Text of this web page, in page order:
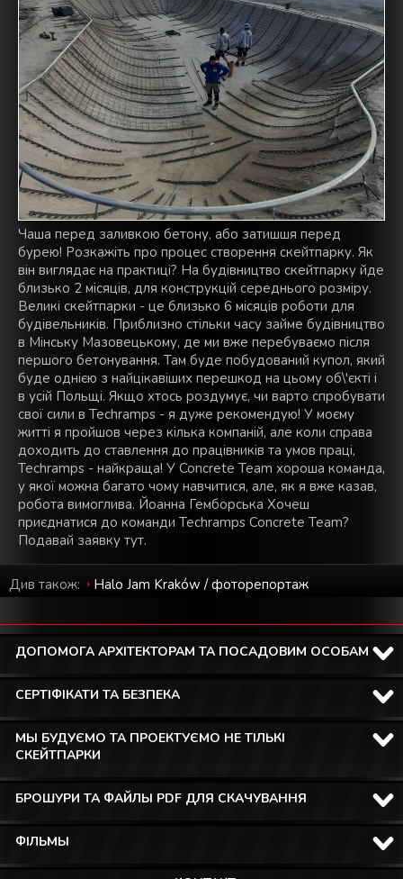
Чаша перед заливкою бетону, або затишшя перед
бурею! Розкажіть про процес створення скейтпарку. Як
він виглядає на практиці? На будівництво скейтпарку йде
близько 2 місяців, для конструкцій середнього розміру.
Великі скейтпарки - це близько 6 місяців роботи для
будівельників. Приблизно стільки часу займе будівництво
в Мінську Мазовецькому, де ми вже перебуваємо після
першого бетонування. Там буде побудований купол, який
буде однією з найцікавіших перешкод на цьому об\'єкті і
в усій Польщі. Якщо хтось роздумує, чи варто спробувати
свої сили в Techramps - я дуже рекомендую! У моєму
житті я пройшов через кілька компаній, але коли справа
доходить до ставлення до працівників та умов праці,
Techramps - найкраща! У Concrete Team хороша команда,
у якої можна багато чому навчитися, але, як я вже казав,
робота вимоглива. Йоанна Гемборська Хочеш
приєднатися до команди Techramps Concrete Team?
Подавай заявку тут.
Див також: Halo Jam Kraków / фоторепортаж
ДОПОМОГА АРХІТЕКТОРАМ ТА ПОСАДОВИМ ОСОБАМ
СЕРТІФІКАТИ ТА БЕЗПЕКА
МЫ БУДУЄМО ТА ПРОЕКТУЄМО НЕ ТІЛЬКІ
СКЕЙТПАРКИ
БРОШУРИ ТА ФАЙЛЫ PDF ДЛЯ СКАЧУВАННЯ
ФІЛЬМЫ